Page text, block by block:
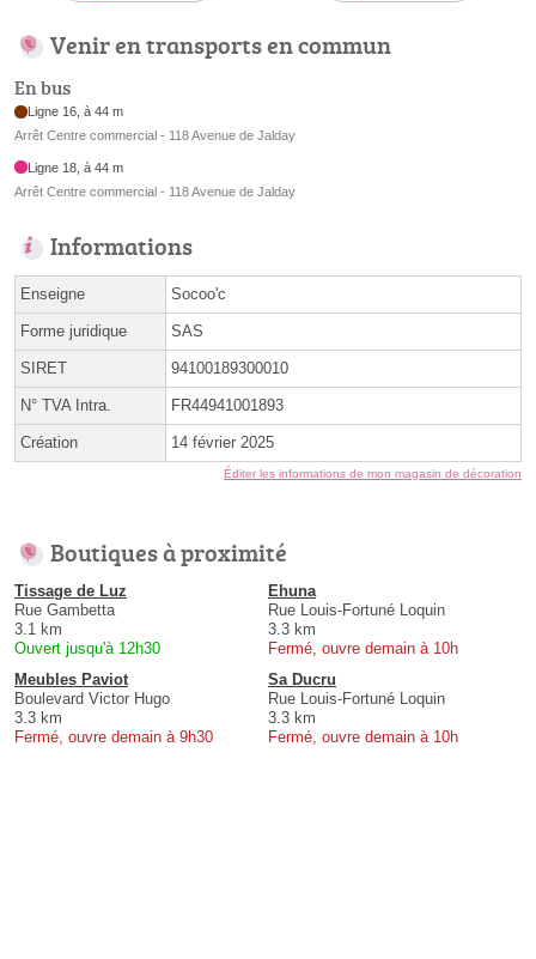
Venir en transports en commun
En bus
Ligne 16, à 44 m
Arrêt Centre commercial - 118 Avenue de Jalday
Ligne 18, à 44 m
Arrêt Centre commercial - 118 Avenue de Jalday
Informations
Enseigne Socoo'c
Forme juridique SAS
SIRET 94100189300010
N° TVA Intra. FR44941001893
Création 14 février 2025
Éditer les informations de mon magasin de décoration
Boutiques à proximité
Tissage de Luz
Rue Gambetta
3.1 km
Ouvert jusqu'à 12h30
Ehuna
Rue Louis-Fortuné Loquin
3.3 km
Fermé, ouvre demain à 10h
Meubles Paviot
Boulevard Victor Hugo
3.3 km
Fermé, ouvre demain à 9h30
Sa Ducru
Rue Louis-Fortuné Loquin
3.3 km
Fermé, ouvre demain à 10h